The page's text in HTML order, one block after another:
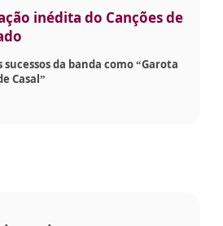
inédita do Canções de
da banda como “Garota
Casal”